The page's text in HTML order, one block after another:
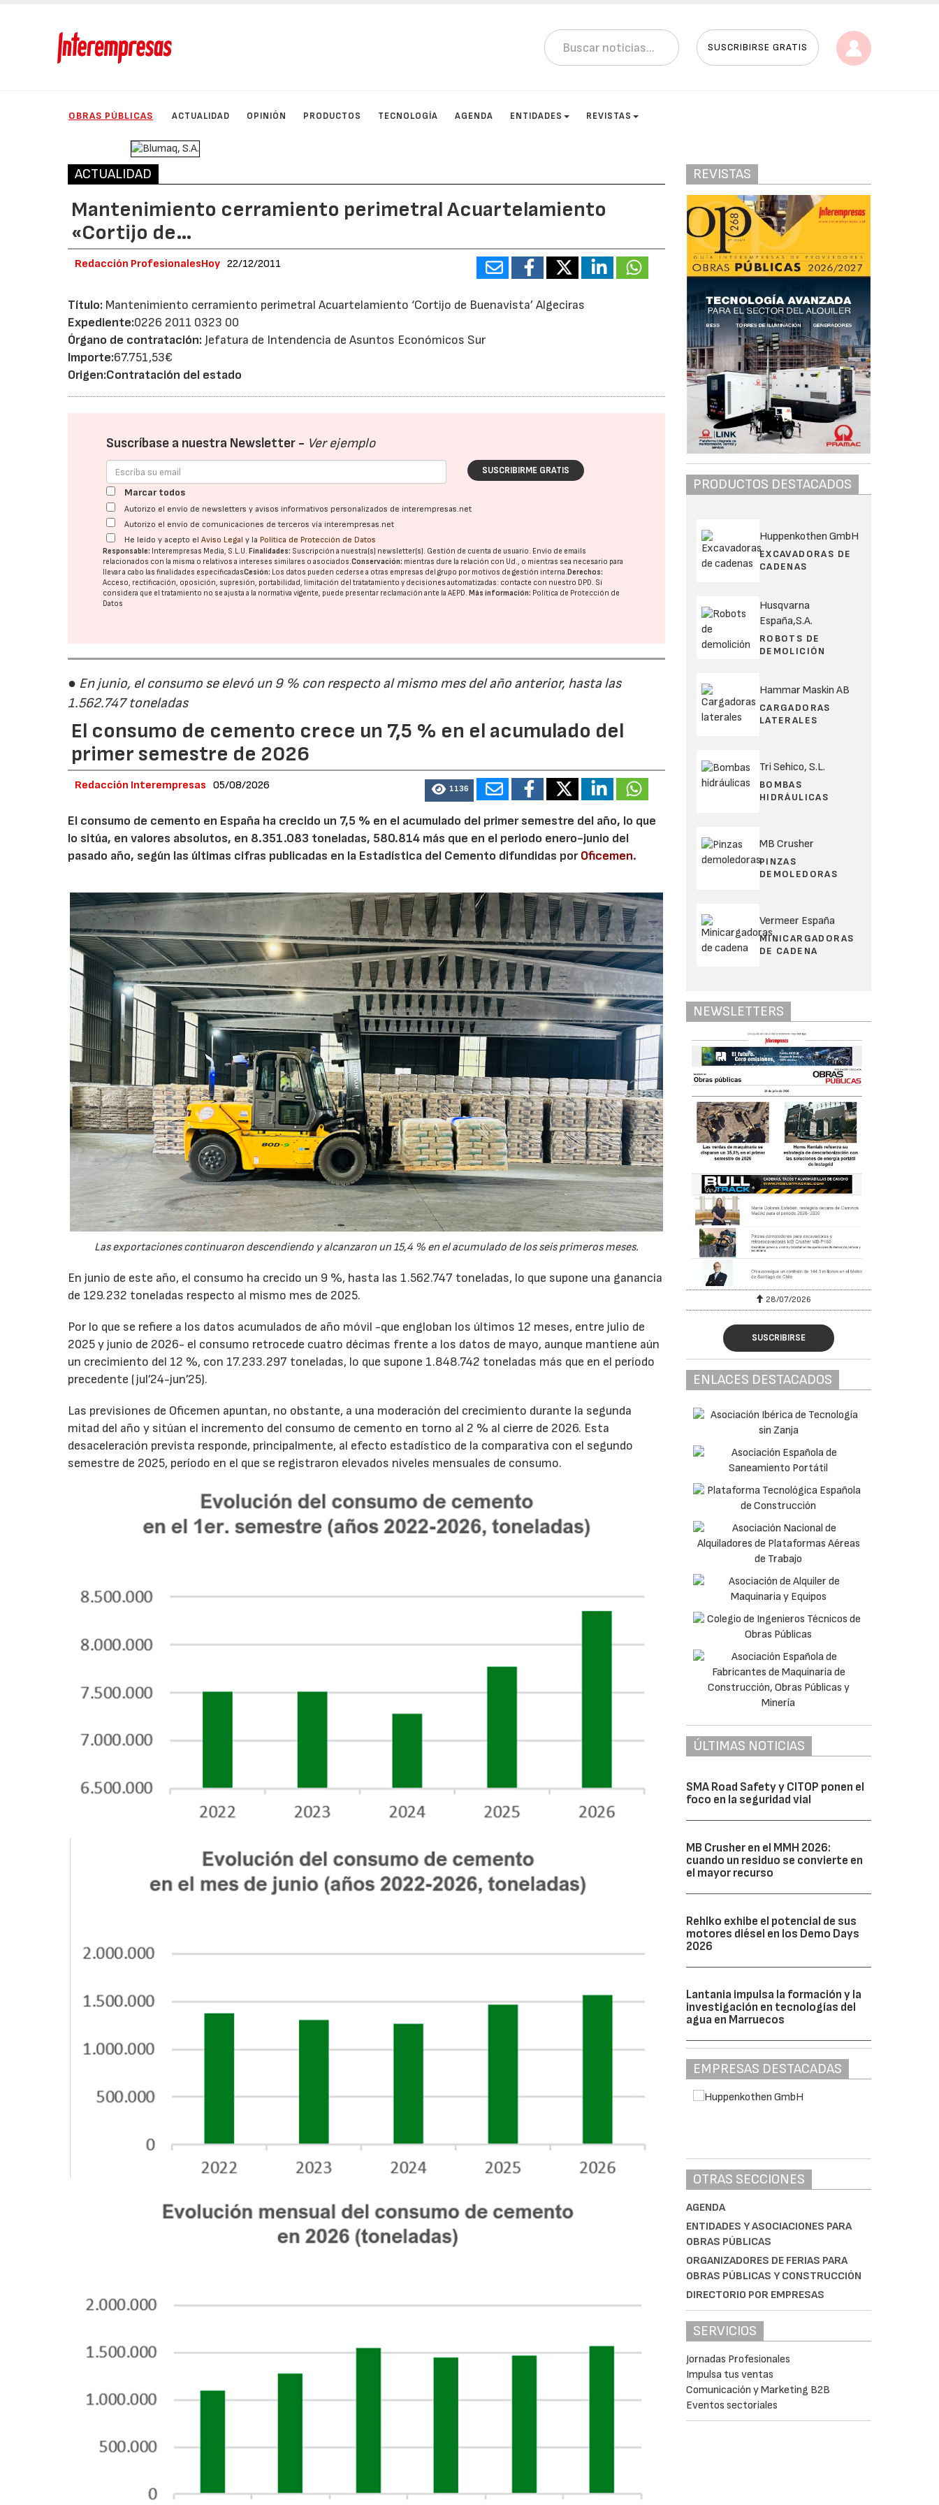
SUSCRIBIRSE GRATIS
OBRAS PÚBLICAS ACTUALIDAD OPINIÓN PRODUCTOS TECNOLOGÍA AGENDA ENTIDADES REVISTAS
ACTUALIDAD
Mantenimiento cerramiento perimetral Acuartelamiento
«Cortijo de…
Redacción ProfesionalesHoy 22/12/2011
Título: Mantenimiento cerramiento perimetral Acuartelamiento ‘Cortijo de Buenavista’ Algeciras
Expediente:0226 2011 0323 00
Órgano de contratación: Jefatura de Intendencia de Asuntos Económicos Sur
Importe:67.751,53€
Origen:Contratación del estado
Suscríbase a nuestra Newsletter - Ver ejemplo
SUSCRIBIRME GRATIS
Marcar todos
Autorizo el envío de newsletters y avisos informativos personalizados de interempresas.net
Autorizo el envío de comunicaciones de terceros vía interempresas.net
He leído y acepto elAviso Legal y la Política de Protección de Datos
Responsable: Interempresas Media, S.L.U. Finalidades: Suscripción a nuestra(s) newsletter(s). Gestión de cuenta de usuario. Envío de emails
relacionados con la misma o relativos a intereses similares o asociados.Conservación: mientras dure la relación con Ud., o mientras sea necesario para
llevar a cabo las finalidades especificadasCesión: Los datos pueden cederse a otras empresas del grupo por motivos de gestión interna. Derechos:
Acceso, rectificación, oposición, supresión, portabilidad, limitación del tratatamiento y decisiones automatizadas: contacte con nuestro DPD. Si
considera que el tratamiento no se ajusta a la normativa vigente, puede presentar reclamación ante laAEPD. Más información: Política de Protección de
Datos
● En junio, el consumo se elevó un 9 % con respecto al mismo mes del año anterior, hasta las
1.562.747 toneladas
El consumo de cemento crece un 7,5 % en el acumulado del
primer semestre de 2026
Redacción Interempresas 05/08/2026 1136
El consumo de cemento en España ha crecido un 7,5 % en el acumulado del primer semestre del año, lo que
lo sitúa, en valores absolutos, en 8.351.083 toneladas, 580.814 más que en el periodo enero-junio del
pasado año, según las últimas cifras publicadas en la Estadística del Cemento difundidas porOficemen.
Las exportaciones continuaron descendiendo y alcanzaron un 15,4 % en el acumulado de los seis primeros meses.
En junio de este año, el consumo ha crecido un 9 %, hasta las 1.562.747 toneladas, lo que supone una ganancia
de 129.232 toneladas respecto al mismo mes de 2025.
Por lo que se refiere a los datos acumulados de año móvil -que engloban los últimos 12 meses, entre julio de
2025 y junio de 2026- el consumo retrocede cuatro décimas frente a los datos de mayo, aunque mantiene aún
un crecimiento del 12 %, con 17.233.297 toneladas, lo que supone 1.848.742 toneladas más que en el período
precedente (jul’24-jun’25).
Las previsiones de Oficemen apuntan, no obstante, a una moderación del crecimiento durante la segunda
mitad del año y sitúan el incremento del consumo de cemento en torno al 2 % al cierre de 2026. Esta
desaceleración prevista responde, principalmente, al efecto estadístico de la comparativa con el segundo
semestre de 2025, período en el que se registraron elevados niveles mensuales de consumo.
REVISTAS
PRODUCTOS DESTACADOS
Huppenkothen GmbH
EXCAVADORAS DE
CADENAS
Husqvarna
España,S.A.
ROBOTS DE
DEMOLICIÓN
Hammar Maskin AB
CARGADORAS
LATERALES
Tri Sehico, S.L.
BOMBAS
HIDRÁULICAS
MB Crusher
PINZAS
DEMOLEDORAS
Vermeer España
MINICARGADORAS
DE CADENA
NEWSLETTERS
28/07/2026
SUSCRIBIRSE
ENLACES DESTACADOS
ÚLTIMAS NOTICIAS
SMA Road Safety y CITOP ponen el
foco en la seguridad vial
MB Crusher en el MMH 2026:
cuando un residuo se convierte en
el mayor recurso
Rehlko exhibe el potencial de sus
motores diésel en los Demo Days
2026
Lantania impulsa la formación y la
investigación en tecnologías del
agua en Marruecos
EMPRESAS DESTACADAS
OTRAS SECCIONES
AGENDA
ENTIDADES Y ASOCIACIONES PARA
OBRAS PÚBLICAS
ORGANIZADORES DE FERIAS PARA
OBRAS PÚBLICAS Y CONSTRUCCIÓN
DIRECTORIO POR EMPRESAS
SERVICIOS
Jornadas Profesionales
Impulsa tus ventas
Comunicación y Marketing B2B
Eventos sectoriales